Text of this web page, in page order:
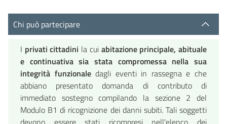
Chi può partecipare
I privati cittadini la cui abitazione principale, abituale
e continuativa sia stata compromessa nella sua
integrità funzionaledagli eventi in rassegna e che
abbiano presentato domanda di contributo di
immediato sostegno compilando la sezione 2 del
Modulo B1 di ricognizione dei danni subiti. Tali soggetti